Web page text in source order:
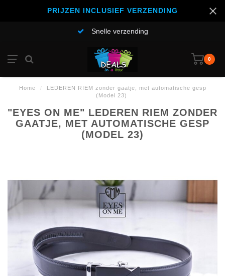
PRIJZEN INCLUSIEF VERZENDING
Snelle verzending
0
Home /
LEDEREN RIEM zonder gaatje, met automatische gesp
(Model 23)
"EYES ON ME" LEDEREN RIEM ZONDER
GAATJE, MET AUTOMATISCHE GESP
(MODEL 23)